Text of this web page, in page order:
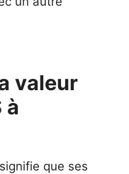
valeur
à
que ses